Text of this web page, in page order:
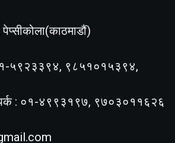
पेप्सीकोला(काठमाडौं)
०१-५९२३३९४, ९८५१०१५३९४,
: ०१-४९९३१९७, ९७०३०११६२६